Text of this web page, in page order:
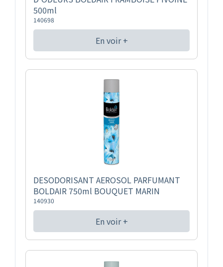
500ml
140698
En voir +
DESODORISANT AEROSOL PARFUMANT
BOLDAIR 750ml BOUQUET MARIN
140930
En voir +